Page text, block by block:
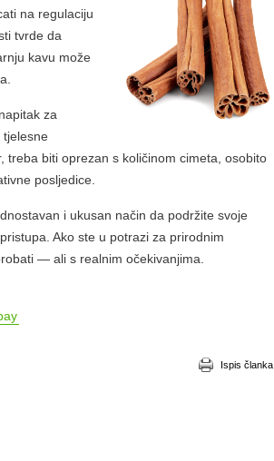
na regulaciju
tvrde da
kavu može
za
tjelesne
treba biti oprezan s količinom cimeta, osobito
posljedice.
i ukusan način da podržite svoje
Ako ste u potrazi za prirodnim
— ali s realnim očekivanjima.
Ispis članka